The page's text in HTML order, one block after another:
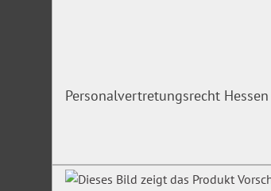
Personalvertretungsrecht Hessen